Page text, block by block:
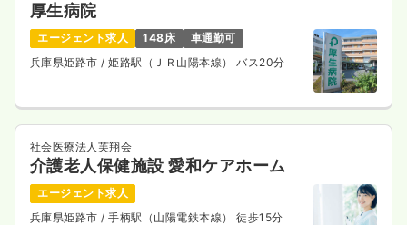
厚生病院
エージェント求人 148床
車通勤可
兵庫県姫路市 / 姫路駅（ＪＲ山陽本線） バス20分
社会医療法人芙翔会
介護老人保健施設 愛和ケアホーム
エージェント求人
兵庫県姫路市 / 手柄駅（山陽電鉄本線） 徒歩15分